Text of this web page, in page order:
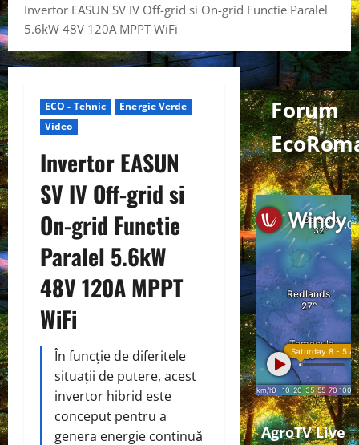
Invertor EASUN SV IV Off-grid si On-grid Functie Paralel
5.6kW 48V 120A MPPT WiFi
ECO - Tehnic
Energie Verde
Video
Invertor EASUN
SV IV Off-grid si
On-grid Functie
Paralel 5.6kW
48V 120A MPPT
WiFi
În funcție de diferitele
situații de putere, acest
invertor hibrid este
conceput pentru a
genera energie continuă
Forum
AgroTV Live